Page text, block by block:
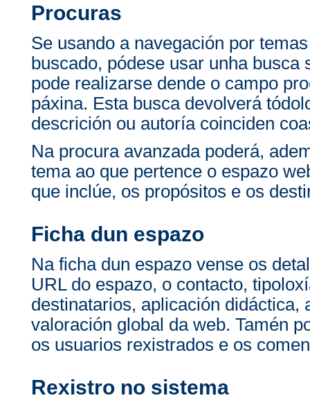
Procuras
Se usando a navegación por
buscado, pódese usar unha
pode realizarse dende o campo
páxina. Esta busca devolverá
descrición ou autoría coinciden
Na procura avanzada poderá,
tema ao que pertence o espazo
que inclúe, os propósitos e os
Ficha dun espazo
Na ficha dun espazo vense os
URL do espazo, o contacto,
destinatarios, aplicación didáctica,
valoración global da web. Tamén
os usuarios rexistrados e os
Rexistro no sistema